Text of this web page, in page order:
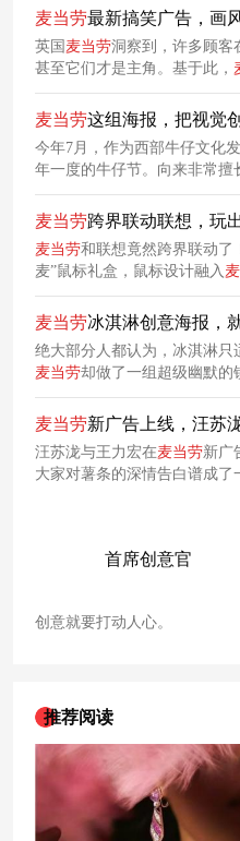
从此，网友们记住了这对欢喜
战也成为了业内的一段“美谈”。
麦当劳最新搞笑广告，画
英国 麦当劳洞察到，许多顾客
甚至它们才是主角。基于此，
制作了一支幽默搞笑的短片，
麦当劳这组海报，把视觉
今年7月，作为西部牛仔文化
年一度的牛仔节。向来非常擅
过这波机会，上线了一组全
节日氛围中。
麦当劳跨界联动联想，玩
麦当劳和联想竟然跨界联动了
麦”鼠标礼盒，鼠标设计融入
素，搭配绿色球场鼠标垫，
样的环保营销。
麦当劳冰淇淋创意海报，
绝大部分人都认为，冰淇淋只
麦当劳却做了一组超级幽默的
何场景下都适合吃麦当劳冰淇
麦当劳新广告上线，汪苏
汪苏泷与王力宏在麦当劳新广
大家对薯条的深情告白谱成了
首席创意官
创意就要打动人心。
推荐阅读